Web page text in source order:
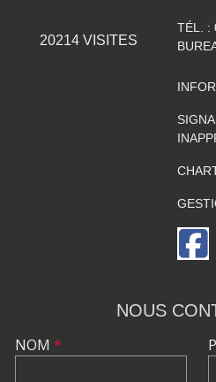
20214VISITES
TÉL. :
NOUS
NOM *